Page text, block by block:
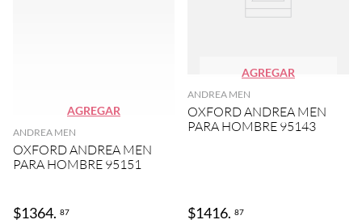
AGREGAR
ANDREA MEN
OXFORD ANDREA MEN
PARA HOMBRE 95151
$1364. 87
AGREGAR
ANDREA MEN
OXFORD ANDREA MEN
PARA HOMBRE 95143
$1416. 87